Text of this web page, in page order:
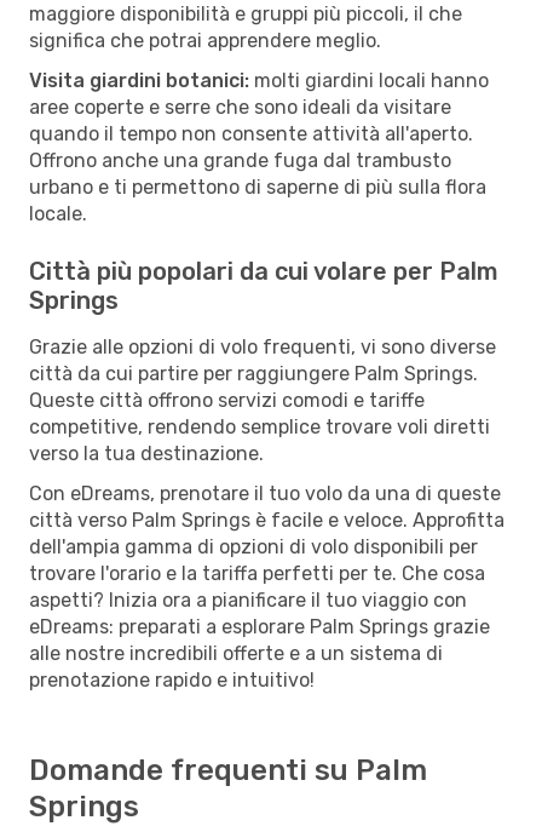
maggiore disponibilità e gruppi più piccoli, il che
significa che potrai apprendere meglio.
Visita giardini botanici: molti giardini locali hanno
aree coperte e serre che sono ideali da visitare
quando il tempo non consente attività all'aperto.
Offrono anche una grande fuga dal trambusto
urbano e ti permettono di saperne di più sulla flora
locale.
Città più popolari da cui volare per Palm
Springs
Grazie alle opzioni di volo frequenti, vi sono diverse
città da cui partire per raggiungere Palm Springs.
Queste città offrono servizi comodi e tariffe
competitive, rendendo semplice trovare voli diretti
verso la tua destinazione.
Con eDreams, prenotare il tuo volo da una di queste
città verso Palm Springs è facile e veloce. Approfitta
dell'ampia gamma di opzioni di volo disponibili per
trovare l'orario e la tariffa perfetti per te. Che cosa
aspetti? Inizia ora a pianificare il tuo viaggio con
eDreams: preparati a esplorare Palm Springs grazie
alle nostre incredibili offerte e a un sistema di
prenotazione rapido e intuitivo!
Domande frequenti su Palm
Springs